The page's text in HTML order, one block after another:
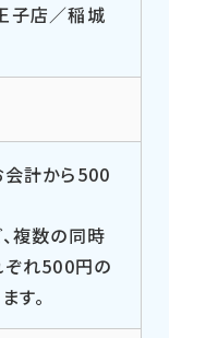
子店／稲城
計から500
複数の同時
ぞれ500円の
す。